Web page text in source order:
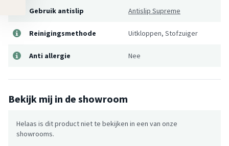
Gebruik antislip Antislip Supreme
Reinigingsmethode Uitkloppen, Stofzuiger
Anti allergie Nee
Bekijk mij in de showroom
Helaas is dit product niet te bekijken in een van onze
showrooms.